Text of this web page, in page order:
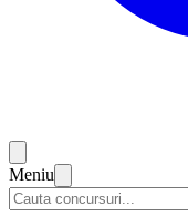
Meniu